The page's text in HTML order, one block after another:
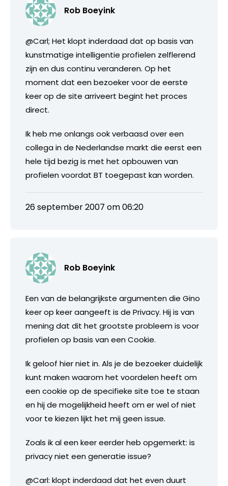
Rob Boeyink
@Carl; Het klopt inderdaad dat op basis van
kunstmatige intelligentie profielen zelflerend
zijn en dus continu veranderen. Op het
moment dat een bezoeker voor de eerste
keer op de site arriveert begint het proces
direct.
Ik heb me onlangs ook verbaasd over een
collega in de Nederlandse markt die eerst een
hele tijd bezig is met het opbouwen van
profielen voordat BT toegepast kan worden.
26 september 2007 om 06:20
Rob Boeyink
Een van de belangrijkste argumenten die Gino
keer op keer aangeeft is de Privacy. Hij is van
mening dat dit het grootste probleem is voor
profielen op basis van een Cookie.
Ik geloof hier niet in. Als je de bezoeker duidelijk
kunt maken waarom het voordelen heeft om
een cookie op de specifieke site toe te staan
en hij de mogelijkheid heeft om er wel of niet
voor te kiezen lijkt het mij geen issue.
Zoals ik al een keer eerder heb opgemerkt: is
privacy niet een generatie issue?
@Carl: klopt inderdaad dat het even duurt